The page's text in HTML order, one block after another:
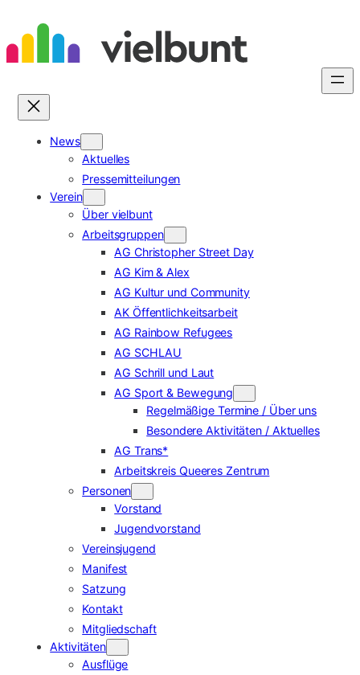
Inhalt
springen
News
Aktuelles
Pressemitteilungen
Verein
Über vielbunt
Arbeitsgruppen
AG Christopher Street Day
AG Kim & Alex
AG Kultur und Community
AK Öffentlichkeitsarbeit
AG Rainbow Refugees
AG SCHLAU
AG Schrill und Laut
AG Sport & Bewegung
Regelmäßige Termine / Über uns
Besondere Aktivitäten / Aktuelles
AG Trans*
Arbeitskreis Queeres Zentrum
Personen
Vorstand
Jugendvorstand
Vereinsjugend
Manifest
Satzung
Kontakt
Mitgliedschaft
Aktivitäten
Ausflüge